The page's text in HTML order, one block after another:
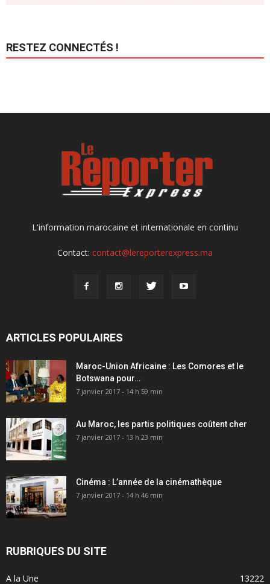
RESTEZ CONNECTÉS !
L'information marocaine et internationale en continu
Contact: contact@lereporterexpress.ma
ARTICLES POPULAIRES
Maroc-Union Africaine : Les Comores et le
Botswana pour…
7 janvier 2017 - 14 h 59 min
Au Maroc, les partis politiques coûtent cher
7 janvier 2017 - 13 h 23 min
Cinéma : L’année de la cinémathèque
7 janvier 2017 - 14 h 46 min
RUBRIQUES DU SITE
A la Une 13222